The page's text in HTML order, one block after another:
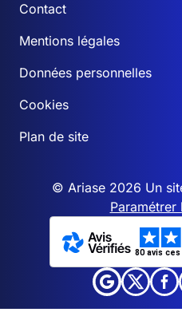
Contact
Mentions légales
Données personnelles
Cookies
Plan de site
© Ariase 2026 Un
Paramétrer
80 avis